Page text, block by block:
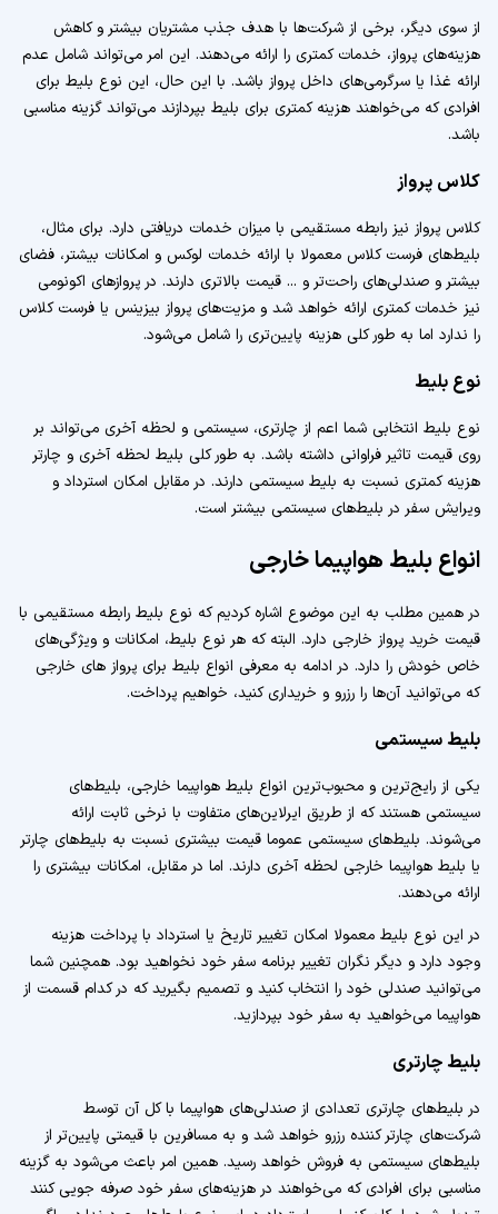
از سوی دیگر، برخی از شرکت‌ها با هدف جذب مشتریان بیشتر و کاهش
هزینه‌های پرواز، خدمات کمتری را ارائه می‌دهند. این امر می‌تواند شامل عدم
ارائه غذا یا سرگرمی‌های داخل پرواز باشد. با این حال، این نوع بلیط برای
افرادی که می‌خواهند هزینه کمتری برای بلیط بپردازند می‌تواند گزینه مناسبی
باشد.
کلاس پرواز
کلاس پرواز نیز رابطه مستقیمی با میزان خدمات دریافتی دارد. برای مثال،
بلیط‌های فرست کلاس معمولا با ارائه خدمات لوکس و امکانات بیشتر، فضای
بیشتر و صندلی‌های راحت‌تر و ... قیمت بالاتری دارند. در پروازهای اکونومی
نیز خدمات کمتری ارائه خواهد شد و مزیت‌های پرواز بیزینس یا فرست کلاس
را ندارد اما به طور کلی هزینه پایین‌تری را شامل می‌شود.
نوع بلیط
نوع بلیط انتخابی شما اعم از چارتری، سیستمی و لحظه آخری می‌تواند بر
روی قیمت تاثیر فراوانی داشته باشد. به طور کلی بلیط لحظه آخری و چارتر
هزینه کمتری نسبت به بلیط سیستمی دارند. در مقابل امکان استرداد و
ویرایش سفر در بلیط‌های سیستمی بیشتر است.
انواع بلیط هواپیما خارجی
در همین مطلب به این موضوع اشاره کردیم که نوع بلیط رابطه مستقیمی با
قیمت خرید پرواز خارجی دارد. البته که هر نوع بلیط، امکانات و ویژگی‌های
خاص خودش را دارد. در ادامه به معرفی انواع بلیط برای پرواز های خارجی
که می‌توانید آن‌ها را رزرو و خریداری کنید، خواهیم پرداخت.
بلیط سیستمی
یکی از رایج‌ترین و محبوب‌ترین انواع بلیط هواپیما خارجی، بلیط‌های
سیستمی هستند که از طریق ایرلاین‌های متفاوت با نرخی ثابت ارائه
می‌شوند. بلیط‌های سیستمی عموما قیمت بیشتری نسبت به بلیط‌های چارتر
یا بلیط هواپیما خارجی لحظه آخری دارند. اما در مقابل، امکانات بیشتری را
ارائه می‌دهند.
در این نوع بلیط معمولا امکان تغییر تاریخ یا استرداد با پرداخت هزینه
وجود دارد و دیگر نگران تغییر برنامه سفر خود نخواهید بود. همچنین شما
می‌توانید صندلی خود را انتخاب کنید و تصمیم بگیرید که در کدام قسمت از
هواپیما می‌خواهید به سفر خود بپردازید.
بلیط چارتری
در بلیط‌های چارتری تعدادی از صندلی‌های هواپیما با کل آن توسط
شرکت‌های چارتر کننده رزرو خواهد شد و به مسافرین با قیمتی پایین‌تر از
بلیط‌های سیستمی به فروش خواهد رسید. همین امر باعث می‌شود به گزینه
مناسبی برای افرادی که می‌خواهند در هزینه‌های سفر خود صرفه جویی کنند